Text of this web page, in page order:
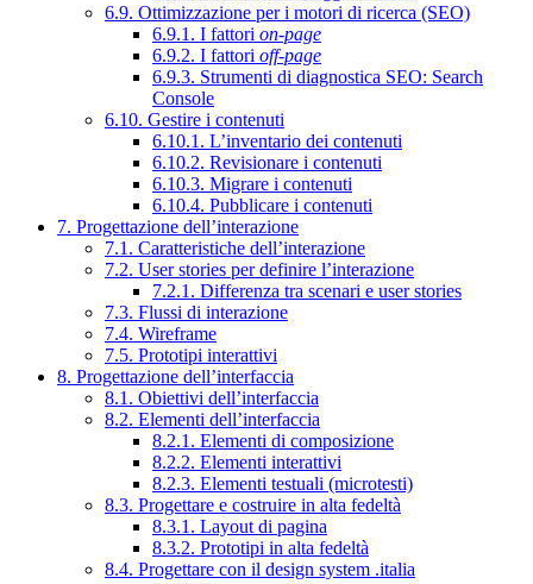
6.9. Ottimizzazione per i motori di ricerca (SEO)
6.9.1. I fattori on-page
6.9.2. I fattori off-page
6.9.3. Strumenti di diagnostica SEO: Search
Console
6.10. Gestire i contenuti
6.10.1. L’inventario dei contenuti
6.10.2. Revisionare i contenuti
6.10.3. Migrare i contenuti
6.10.4. Pubblicare i contenuti
7. Progettazione dell’interazione
7.1. Caratteristiche dell’interazione
7.2. User stories per definire l’interazione
7.2.1. Differenza tra scenari e user stories
7.3. Flussi di interazione
7.4. Wireframe
7.5. Prototipi interattivi
8. Progettazione dell’interfaccia
8.1. Obiettivi dell’interfaccia
8.2. Elementi dell’interfaccia
8.2.1. Elementi di composizione
8.2.2. Elementi interattivi
8.2.3. Elementi testuali (microtesti)
8.3. Progettare e costruire in alta fedeltà
8.3.1. Layout di pagina
8.3.2. Prototipi in alta fedeltà
8.4. Progettare con il design system .italia